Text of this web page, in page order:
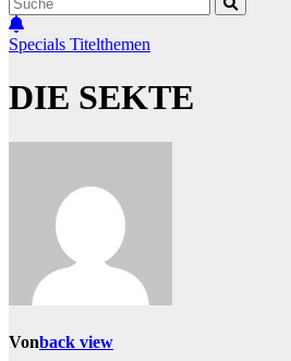
Specials Titelthemen
DIE SEKTE
Vonback view